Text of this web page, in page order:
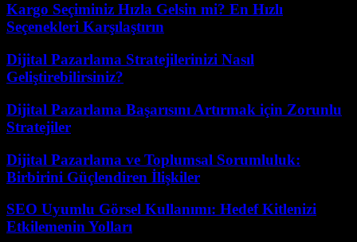
Kargo Seçiminiz Hızla Gelsin mi? En Hızlı
Seçenekleri Karşılaştırın
Dijital Pazarlama Stratejilerinizi Nasıl
Geliştirebilirsiniz?
Dijital Pazarlama Başarısını Artırmak için Zorunlu
Stratejiler
Dijital Pazarlama ve Toplumsal Sorumluluk:
Birbirini Güçlendiren İlişkiler
SEO Uyumlu Görsel Kullanımı: Hedef Kitlenizi
Etkilemenin Yolları